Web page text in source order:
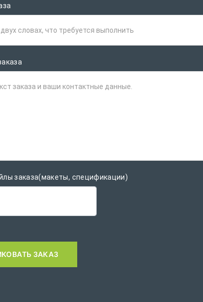
словах, что требуется выполнить
заказа и ваши контактные данные.
заказа(макеты, спецификации)
ЗАКАЗ